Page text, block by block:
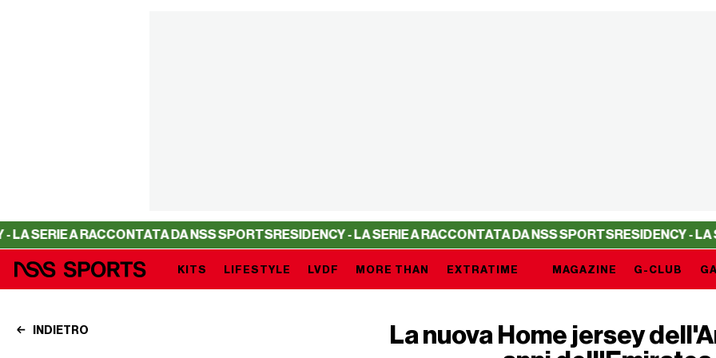
DA NSS SPORTSRESIDENCY - LA SERIE A RACCONTATA DA NSS SPORTSRESIDENCY - LA SERIE A
EXTRATIME
KITS LIFESTYLE LVDF MORE THAN MAGAZINE G-CLUB
INDIETRO
La nuova Home jersey